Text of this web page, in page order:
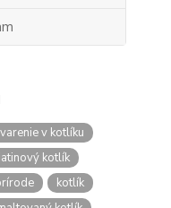
varenie v kotlíku
kotlík
kotlík